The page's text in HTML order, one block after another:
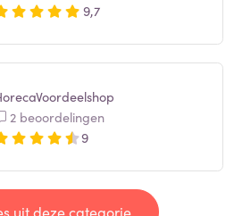
9,7
2 beoordelingen
9
uit deze categorie